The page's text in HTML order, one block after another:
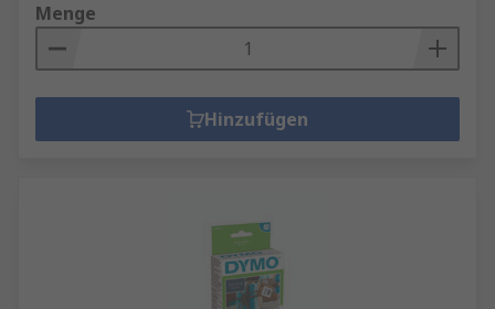
Menge
Hinzufügen